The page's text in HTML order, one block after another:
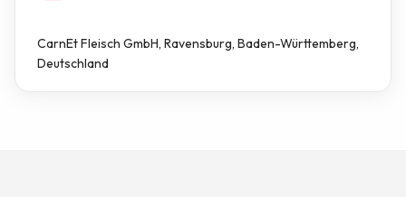
CarnEt Fleisch GmbH, Ravensburg, Baden-Württemberg,
Deutschland